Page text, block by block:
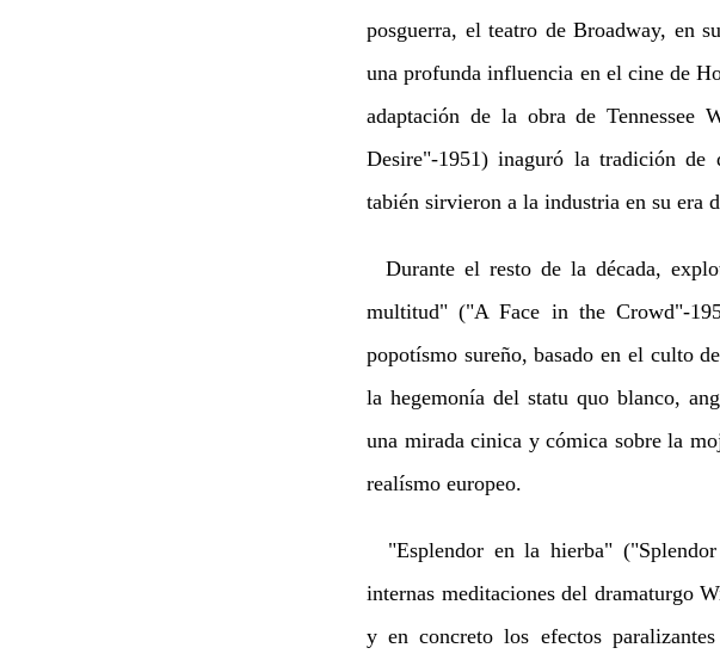
posguerra, el teatro de Broadway, en
una profunda influencia en el cine de
adaptación de la obra de Tennessee
Desire"-1951) inaguró la tradición de
tabién sirvieron a la industria en su era
Durante el resto de la década,
multitud" ("A Face in the Crowd"-
popotísmo sureño, basado en el culto
la hegemonía del statu quo blanco,
una mirada cinica y cómica sobre la
realísmo europeo.
"Esplendor en la hierba"
internas meditaciones del dramaturgo
y en concreto los efectos